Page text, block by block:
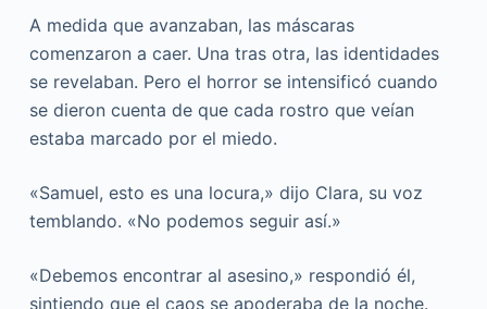
A medida que avanzaban, las máscaras
comenzaron a caer. Una tras otra, las identidades
se revelaban. Pero el horror se intensificó cuando
se dieron cuenta de que cada rostro que veían
estaba marcado por el miedo.
«Samuel, esto es una locura,» dijo Clara, su voz
temblando. «No podemos seguir así.»
«Debemos encontrar al asesino,» respondió él,
sintiendo que el caos se apoderaba de la noche.